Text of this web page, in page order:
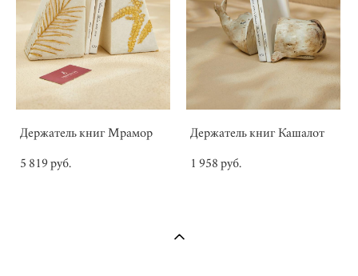
Держатель книг Мрамор
5 819 pуб.
Держатель книг Кашалот
1 958 pуб.